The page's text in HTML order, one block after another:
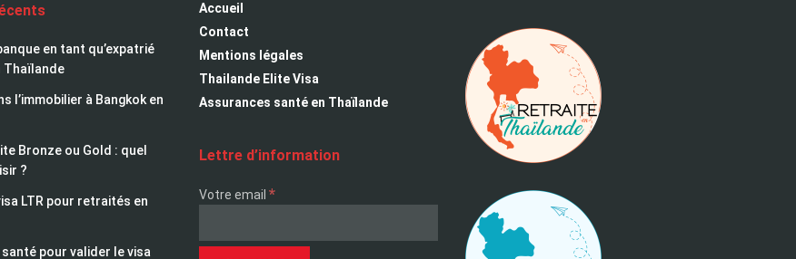
en tant qu’expatrié
Thaïlande
l’immobilier à Bangkok en
Bronze ou Gold : quel
?
LTR pour retraités en
pour valider le visa
Accueil
Contact
Mentions légales
Thailande Elite Visa
Assurances santé en Thaïlande
Lettre d’information
Votre email *